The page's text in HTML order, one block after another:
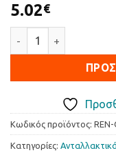
5.02€
Κωδικός προϊόντος: REN-
Κατηγορίες: